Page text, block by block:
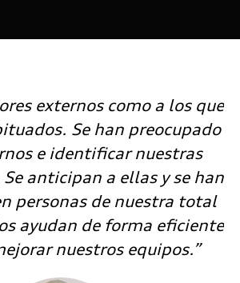
externos como a los que
Se han preocupado
e identificar nuestras
anticipan a ellas y se han
personas de nuestra total
ayudan de forma eficiente
nuestros equipos.”